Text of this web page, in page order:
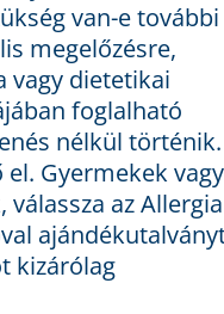
van-e további
megelőzésre,
vagy dietetikai
foglalható
nélkül
Gyermekek vagy
az Allergia
kizárólag